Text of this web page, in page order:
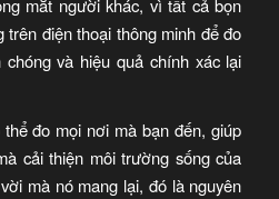
mắt người khác, vì tất cả bọn
trên điện thoại thông minh để đo
và hiệu quả chính xác lại
đo mọi nơi mà bạn đến, giúp
cải thiện môi trường sống của
mà nó mang lại, đó là nguyên